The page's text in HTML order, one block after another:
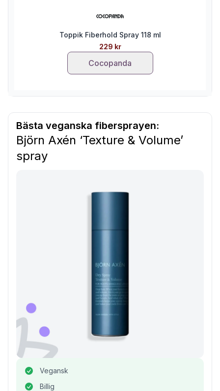
Toppik Fiberhold Spray 118 ml
229 kr
Cocopanda
Bästa veganska fibersprayen:
Björn Axén ‘Texture & Volume’
spray
Vegansk
Billig